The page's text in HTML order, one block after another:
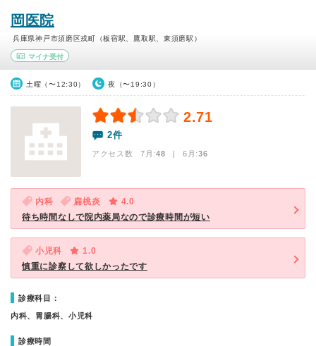
岡医院
兵庫県神戸市須磨区戎町（板宿駅、鷹取駅、東須磨駅）
マイナ受付
土曜（〜12:30） 夜（〜19:30）
2.71
2件
アクセス数 7月:48 | 6月:36
内科 扁桃炎
4.0
待ち時間なしで院内薬局なので診療時間が短い
小児科
1.0
慎重に診察して欲しかったです
診療科目：
内科、胃腸科、小児科
診療時間